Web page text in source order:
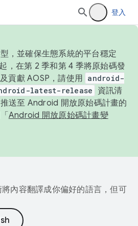
登入
，並確保生態系統的平台穩定
，在第 2 季和第 4 季將原始碼發
貢獻 AOSP，請使用 android-
latest-release
資訊清
送至 Android 開放原始碼計畫的
Android 開放原始碼計畫變
內容翻譯成你偏好的語言，但可